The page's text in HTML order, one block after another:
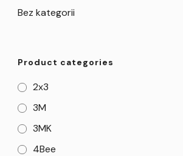
Bez kategorii
Product categories
2x3
3M
3MK
4Bee